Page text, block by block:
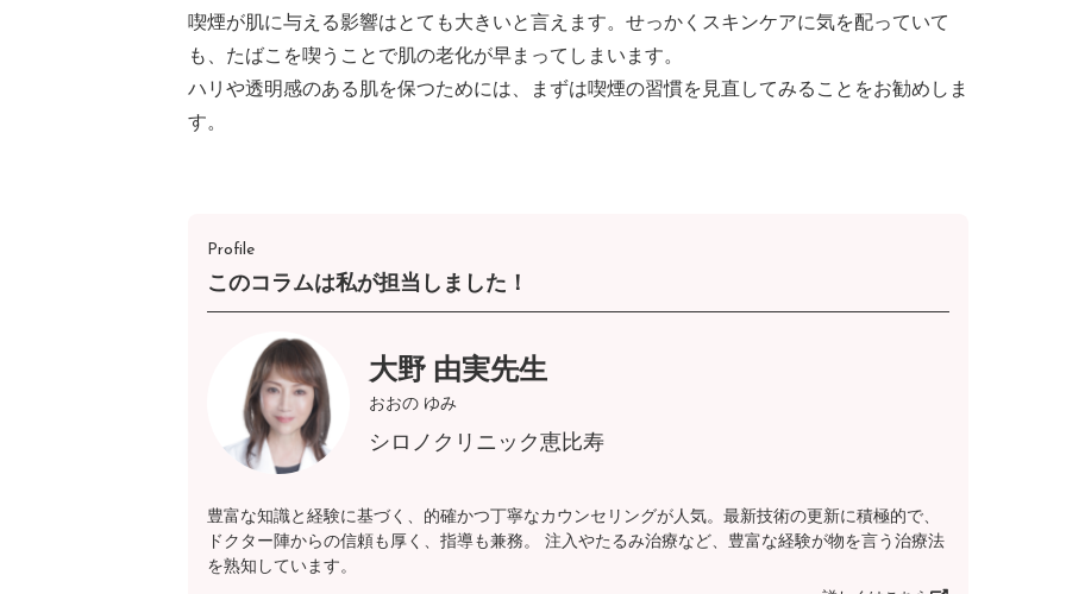
喫煙が肌に与える影響はとても大きいと言えます。せっかくスキンケアに気を配っていて
も、たばこを喫うことで肌の老化が早まってしまいます。
ハリや透明感のある肌を保つためには、まずは喫煙の習慣を見直してみることをお勧めしま
す。
Profile
このコラムは私が担当しました！
大野 由実先生
おおの ゆみ
シロノクリニック恵比寿
豊富な知識と経験に基づく、的確かつ丁寧なカウンセリングが人気。最新技術の更新に積極的で、
ドクター陣からの信頼も厚く、指導も兼務。 注入やたるみ治療など、豊富な経験が物を言う治療法
を熟知しています。